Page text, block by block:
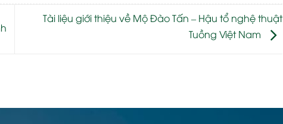
Tài liệu giới thiệu về Mộ Đào Tấn – Hậu tổ nghệ thuật
Tuồng Việt Nam